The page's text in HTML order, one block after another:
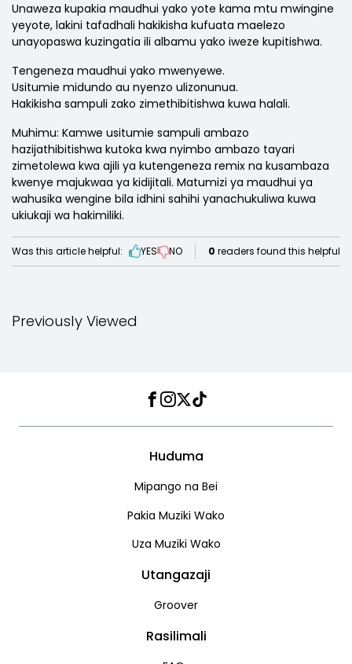
Unaweza kupakia maudhui yako yote kama mtu mwingine
yeyote, lakini tafadhali hakikisha kufuata maelezo
unayopaswa kuzingatia ili albamu yako iweze kupitishwa.
Tengeneza maudhui yako mwenyewe.
Usitumie midundo au nyenzo ulizonunua.
Hakikisha sampuli zako zimethibitishwa kuwa halali.
Muhimu: Kamwe usitumie sampuli ambazo
hazijathibitishwa kutoka kwa nyimbo ambazo tayari
zimetolewa kwa ajili ya kutengeneza remix na kusambaza
kwenye majukwaa ya kidijitali. Matumizi ya maudhui ya
wahusika wengine bila idhini sahihi yanachukuliwa kuwa
ukiukaji wa hakimiliki.
Was this article helpful: YES NO 0 readers found this helpful
Previously Viewed
Facebook
Instagram
Twitter
TikTok
Huduma
Mipango na Bei
Pakia Muziki Wako
Uza Muziki Wako
Utangazaji
Groover
Rasilimali